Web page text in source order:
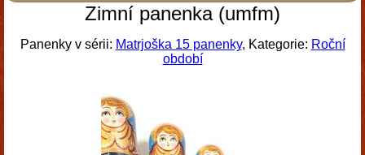
Zimní panenka (umfm)
Panenky v sérii: Matrjoška 15 panenky, Kategorie: Roční
období